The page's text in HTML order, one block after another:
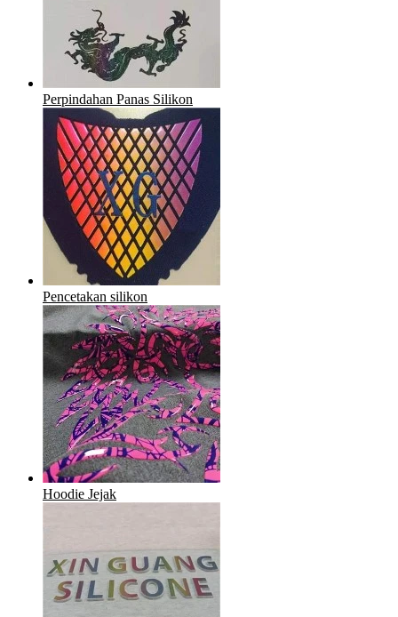
Perpindahan Panas Silikon
Pencetakan silikon
Hoodie Jejak